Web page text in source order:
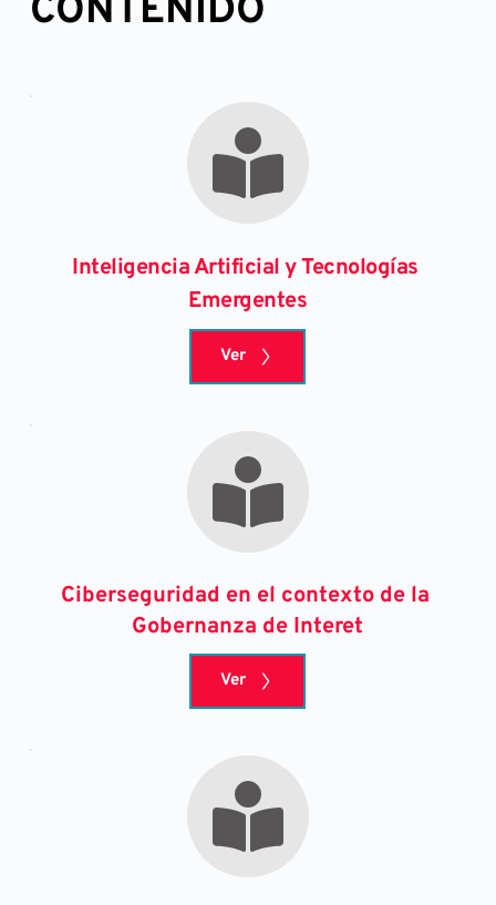
CONTENIDO
Inteligencia Artificial y Tecnologías
Emergentes
Ver
Ciberseguridad en el contexto de la
Gobernanza de Interet
Ver